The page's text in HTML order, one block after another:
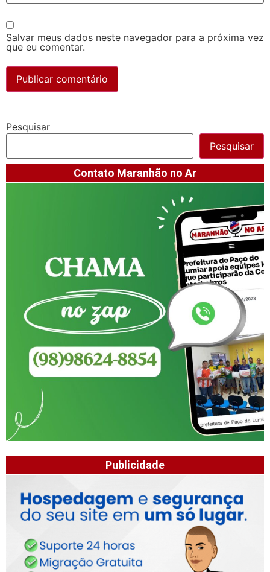
Salvar meus dados neste navegador para a próxima vez
que eu comentar.
Pesquisar
Pesquisar
Contato Maranhão no Ar
Publicidade